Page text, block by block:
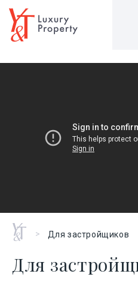
Главная
> Для застройщиков
Для